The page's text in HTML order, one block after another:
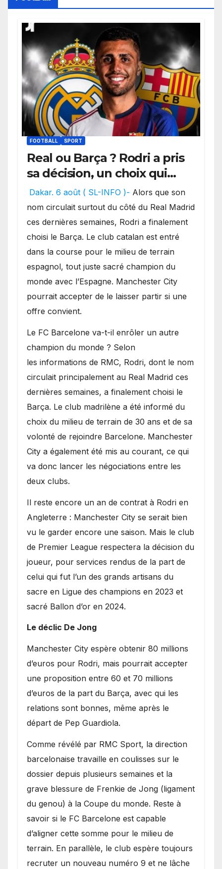
FOOTBALL SPORT
Real ou Barça ? Rodri a pris
sa décision, un choix qui
pourrait faire grand bruit
sur le marché des
transferts.
Dakar. 6 août ( SL-INFO )- Alors que son
nom circulait surtout du côté du Real Madrid
ces dernières semaines, Rodri a finalement
choisi le Barça. Le club catalan est entré
dans la course pour le milieu de terrain
espagnol, tout juste sacré champion du
monde avec l’Espagne. Manchester City
pourrait accepter de le laisser partir si une
offre convient.
​Le FC Barcelone va-t-il enrôler un autre
champion du monde ? Selon
les informations de RMC, Rodri, dont le nom
circulait principalement au Real Madrid ces
dernières semaines, a finalement choisi le
Barça. Le club madrilène a été informé du
choix du milieu de terrain de 30 ans et de sa
volonté de rejoindre Barcelone. Manchester
City a également été mis au courant, ce qui
va donc lancer les négociations entre les
deux clubs.
​Il reste encore un an de contrat à Rodri en
Angleterre : Manchester City se serait bien
vu le garder encore une saison. Mais le club
de Premier League respectera la décision du
joueur, pour services rendus de la part de
celui qui fut l’un des grands artisans du
sacre en Ligue des champions en 2023 et
sacré Ballon d’or en 2024.
Le déclic De Jong
​Manchester City espère obtenir 80 millions
d’euros pour Rodri, mais pourrait accepter
une proposition entre 60 et 70 millions
d’euros de la part du Barça, avec qui les
relations sont bonnes, même après le
départ de Pep Guardiola.
​Comme révélé par RMC Sport, la direction
barcelonaise travaille en coulisses sur le
dossier depuis plusieurs semaines et la
grave blessure de Frenkie de Jong (ligament
du genou) à la Coupe du monde. Reste à
savoir si le FC Barcelone est capable
d’aligner cette somme pour le milieu de
terrain. En parallèle, le club espère toujours
recruter un nouveau numéro 9 et ne lâche